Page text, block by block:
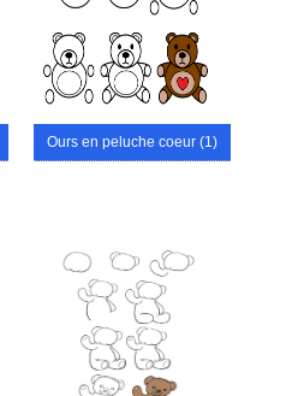
Ours en peluche coeur (1)